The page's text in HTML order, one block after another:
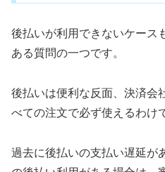
後払いが利用できないケース
ある質問の一つです。
後払いは便利な反面、決済会
べての注文で必ず使えるわけ
過去に後払いの支払い遅延が